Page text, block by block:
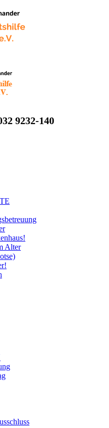
9232-140
Alter